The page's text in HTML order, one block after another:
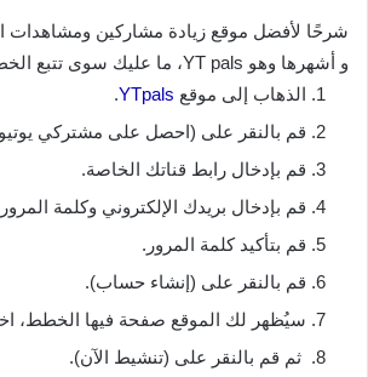
و أشهرها وهو YT pals، ما عليك سوى تتبع الخطوات التالية:
الذهاب إلى موقع YTpals
.
قم بالنقر على (احصل على مشتركي
قم بإدخال رابط قناتك الخاصة.
قم بإدخال بريدك الإلكتروني وكلمة
قم بتأكيد كلمة المرور.
قم بالنقر على (إنشاء حساب).
سيُظهر لك الموقع صفحة فيها الخطط،
ثم قم بالنقر على (تنشيط الآن).